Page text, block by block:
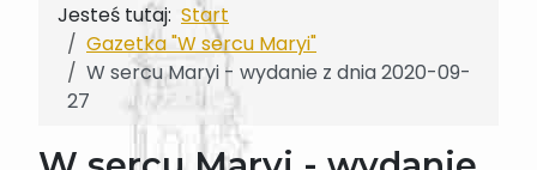
Jesteś tutaj: Start
Gazetka "W sercu Maryi"
W sercu Maryi - wydanie z dnia 2020-09-
27